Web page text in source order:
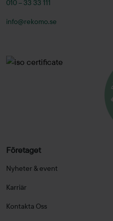
010 – 33 33 111
info@rekomo.se
Företaget
Nyheter & event
Karriär
Kontakta Oss